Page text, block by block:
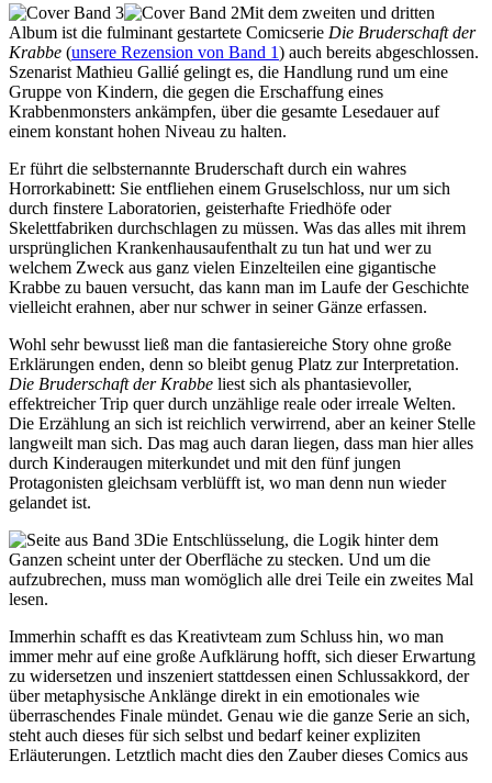
Mit dem zweiten und dritten
Album ist die fulminant gestartete Comicserie Die Bruderschaft der
Krabbe (unsere Rezension von Band 1) auch bereits abgeschlossen.
Szenarist Mathieu Gallié gelingt es, die Handlung rund um eine
Gruppe von Kindern, die gegen die Erschaffung eines
Krabbenmonsters ankämpfen, über die gesamte Lesedauer auf
einem konstant hohen Niveau zu halten.
Er führt die selbsternannte Bruderschaft durch ein wahres
Horrorkabinett: Sie entfliehen einem Gruselschloss, nur um sich
durch finstere Laboratorien, geisterhafte Friedhöfe oder
Skelettfabriken durchschlagen zu müssen. Was das alles mit ihrem
ursprünglichen Krankenhausaufenthalt zu tun hat und wer zu
welchem Zweck aus ganz vielen Einzelteilen eine gigantische
Krabbe zu bauen versucht, das kann man im Laufe der Geschichte
vielleicht erahnen, aber nur schwer in seiner Gänze erfassen.
Wohl sehr bewusst ließ man die fantasiereiche Story ohne große
Erklärungen enden, denn so bleibt genug Platz zur Interpretation.
Die Bruderschaft der Krabbe liest sich als phantasievoller,
effektreicher Trip quer durch unzählige reale oder irreale Welten.
Die Erzählung an sich ist reichlich verwirrend, aber an keiner Stelle
langweilt man sich. Das mag auch daran liegen, dass man hier alles
durch Kinderaugen miterkundet und mit den fünf jungen
Protagonisten gleichsam verblüfft ist, wo man denn nun wieder
gelandet ist.
Die Entschlüsselung, die Logik hinter dem
Ganzen scheint unter der Oberfläche zu stecken. Und um die
aufzubrechen, muss man womöglich alle drei Teile ein zweites Mal
lesen.
Immerhin schafft es das Kreativteam zum Schluss hin, wo man
immer mehr auf eine große Aufklärung hofft, sich dieser Erwartung
zu widersetzen und inszeniert stattdessen einen Schlussakkord, der
über metaphysische Anklänge direkt in ein emotionales wie
überraschendes Finale mündet. Genau wie die ganze Serie an sich,
steht auch dieses für sich selbst und bedarf keiner expliziten
Erläuterungen. Letztlich macht dies den Zauber dieses Comics aus